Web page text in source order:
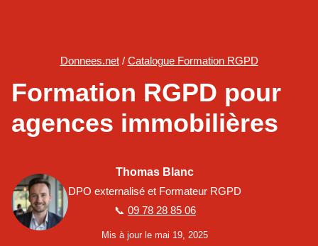
Donnees.net/ Catalogue Formation RGPD
Formation RGPD pour
agences immobilières
Thomas Blanc
DPO externalisé et Formateur RGPD
📞 09 78 28 85 06
Mis à jour le mai 19, 2025